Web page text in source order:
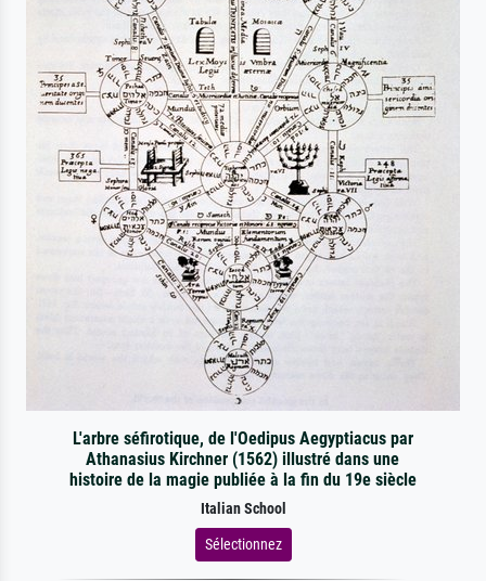
L'arbre séfirotique, de l'Oedipus Aegyptiacus par
Athanasius Kirchner (1562) illustré dans une
histoire de la magie publiée à la fin du 19e siècle
Italian School
Sélectionnez